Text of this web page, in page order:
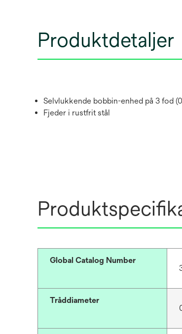
Produktdetaljer
Selvlukkende bobbin-enhed på 3 fod
Fjeder i rustfrit stål
Global Catalog Number
Tråddiameter